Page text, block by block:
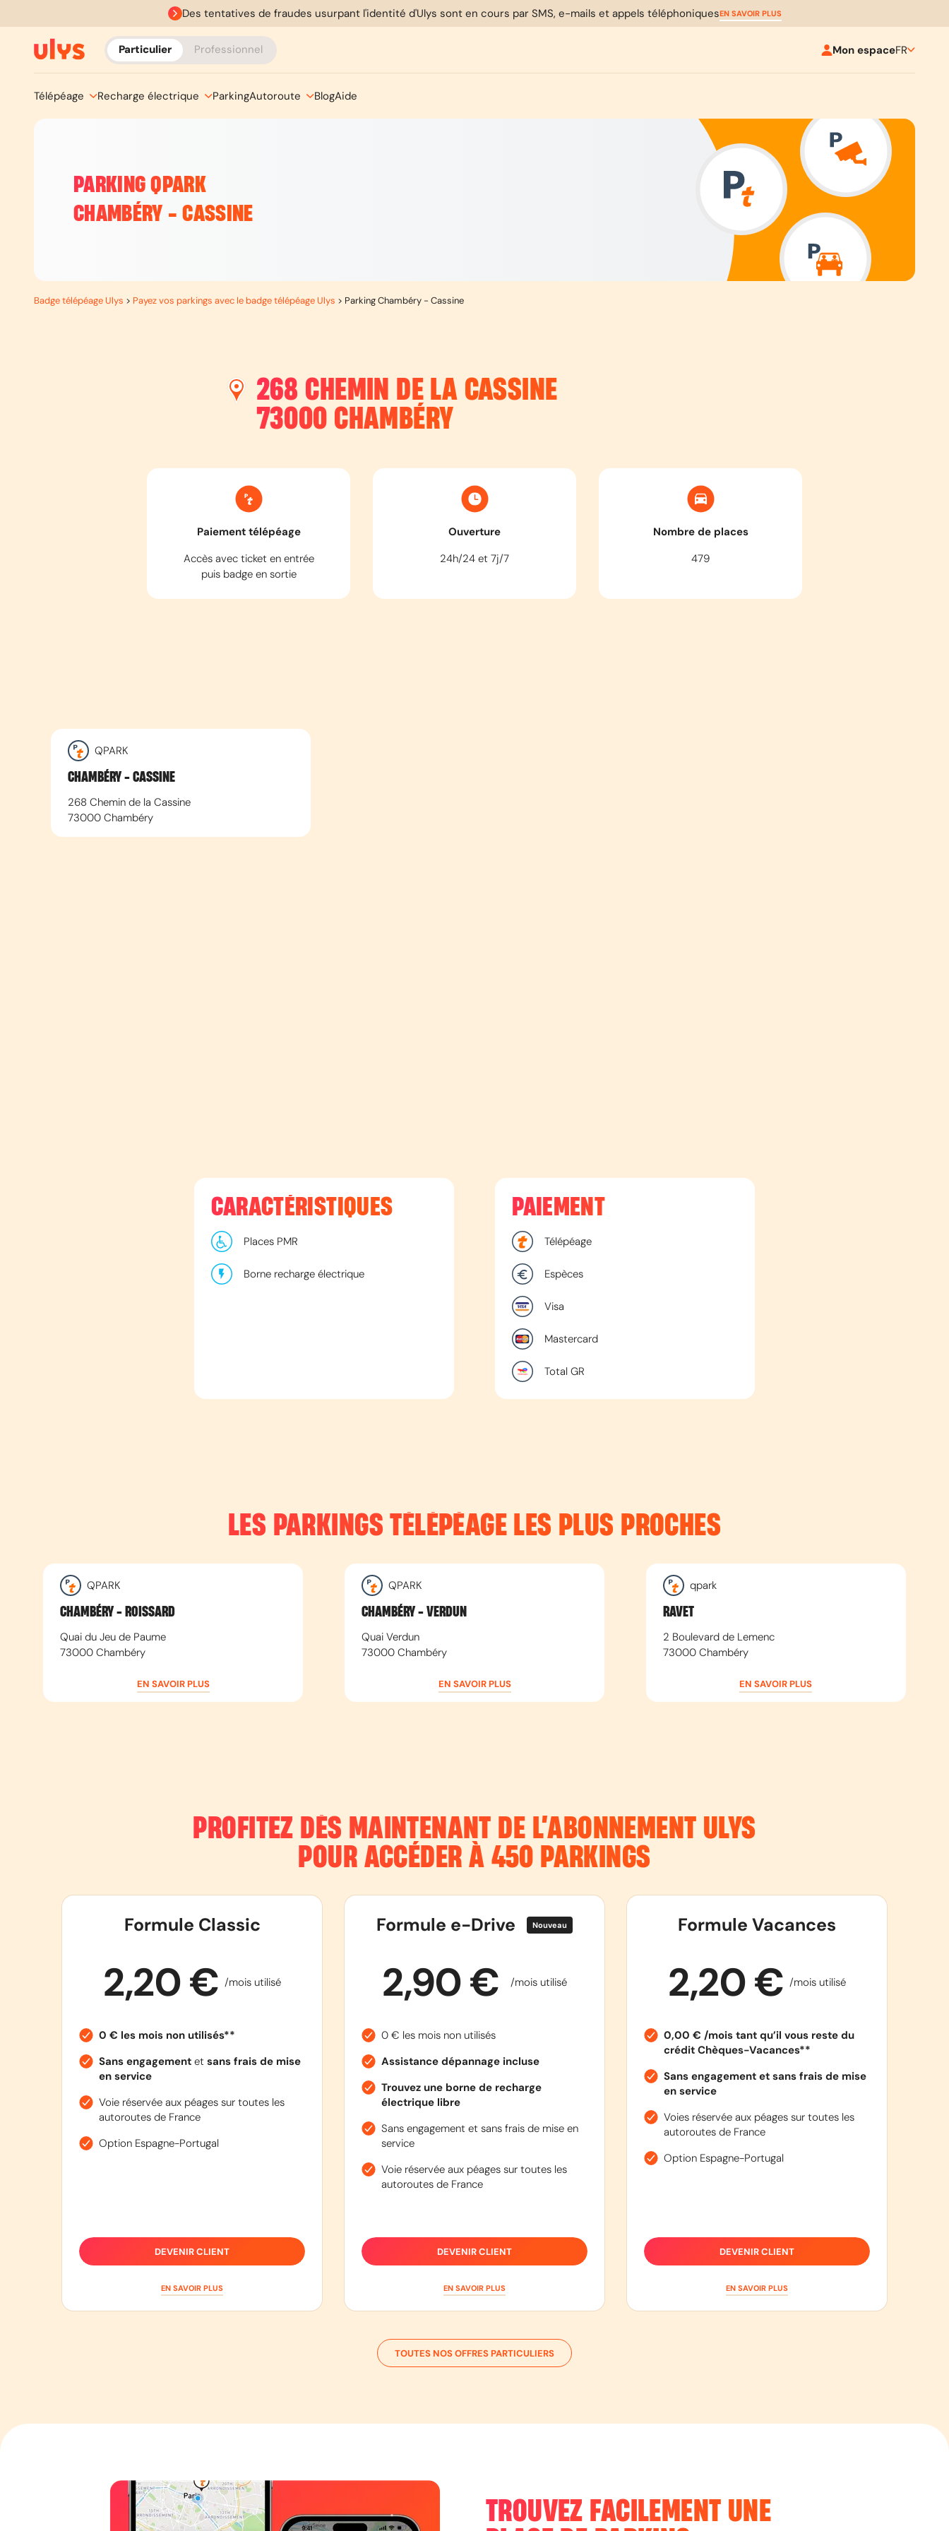
Des tentatives de fraudes usurpant l'identité d'Ulys sont en cours par SMS, e-mails et appels téléphoniquesEN SAVOIR PLUS
Particulier Professionnel Mon espaceFR
Télépéage Recharge électrique ParkingAutoroute BlogAide
PARKING QPARK
CHAMBÉRY - CASSINE
Badge télépéage Ulys > Payez vos parkings avec le badge télépéage Ulys > Parking Chambéry - Cassine
268 CHEMIN DE LA CASSINE
73000 CHAMBÉRY
Paiement télépéage
Accès avec ticket en entrée
puis badge en sortie
Ouverture
24h/24 et 7j/7
Nombre de places
479
QPARK
CHAMBÉRY - CASSINE
268 Chemin de la Cassine
73000 Chambéry
CARACTÉRISTIQUES
Places PMR
Borne recharge électrique
PAIEMENT
Télépéage
Espèces
Visa
Mastercard
Total GR
LES PARKINGS TÉLÉPÉAGE LES PLUS PROCHES
QPARK
CHAMBÉRY - ROISSARD
Quai du Jeu de Paume
73000 Chambéry
EN SAVOIR PLUS
QPARK
CHAMBÉRY - VERDUN
Quai Verdun
73000 Chambéry
EN SAVOIR PLUS
qpark
RAVET
2 Boulevard de Lemenc
73000 Chambéry
EN SAVOIR PLUS
PROFITEZ DÈS MAINTENANT DE L’ABONNEMENT ULYS
POUR ACCÉDER À 450 PARKINGS
Formule Classic
2,20 € /mois utilisé
0 € les mois non utilisés**
Sans engagementet sans frais de mise
en service
Voie réservée aux péages sur toutes les
autoroutes de France
Option Espagne-Portugal
DEVENIR CLIENT
EN SAVOIR PLUS
Formule e-Drive Nouveau
2,90 € /mois utilisé
0 € les mois non utilisés
Assistance dépannage incluse
Trouvez une borne de recharge
électrique libre
Sans engagement et sans frais de mise en
service
Voie réservée aux péages sur toutes les
autoroutes de France
DEVENIR CLIENT
EN SAVOIR PLUS
Formule Vacances
2,20 € /mois utilisé
0,00 € /mois tant qu’il vous reste du
crédit Chèques-Vacances**
Sans engagement et sans frais de mise
en service
Voies réservée aux péages sur toutes les
autoroutes de France
Option Espagne-Portugal
DEVENIR CLIENT
EN SAVOIR PLUS
TOUTES NOS OFFRES PARTICULIERS
TROUVEZ FACILEMENT UNE